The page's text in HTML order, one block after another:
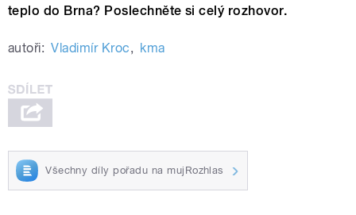
teplo do Brna? Poslechněte si celý rozhovor.
autoři: Vladimír Kroc, kma
Všechny díly pořadu na mujRozhlas